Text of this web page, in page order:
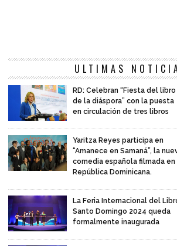
ULTIMAS
RD: Celebran “Fiesta del libro
de la diáspora” con la puesta
en circulación de tres libros
Yaritza Reyes participa en
“Amanece en Samaná”, la
comedia española filmada en
República Dominicana.
La Feria Internacional del
Santo Domingo 2024 queda
formalmente inaugurada